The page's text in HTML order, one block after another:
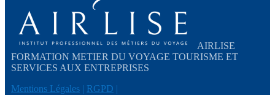
AIRLISE
FORMATION METIER DU VOYAGE TOURISME ET
SERVICES AUX ENTREPRISES
Mentions Légales | RGPD |